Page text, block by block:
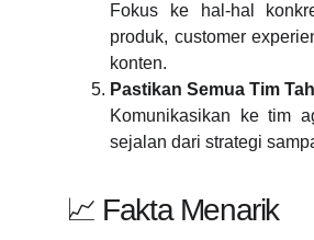
Fokus ke hal-hal
produk, customer
konten.
Pastikan Semua Tim
Komunikasikan ke tim
sejalan dari strategi
📈 Fakta Menarik